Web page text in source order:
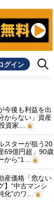
グイン
今後も利益を出
からない」資産
資家…
スターが狙う20
69億円超」90歳
から“1…
産価格「危ない
】“中古マンシ
化”のワ…